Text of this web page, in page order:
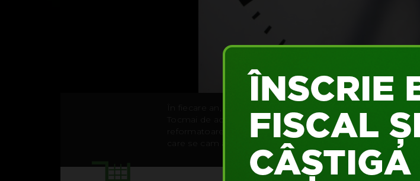
În fiecare an, 15 milioane de oameni se perindă prin
Tocmai de aceea, olandezii au vrut să arate lumii întregi
reformatoare decât a altora: au scos simbolurile olandeze
care se cam așternuse praful, și l-au chemat pe Maarten